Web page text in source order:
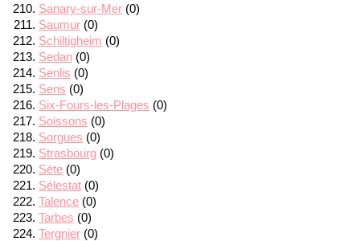
Sanary-sur-Mer (0)
Saumur (0)
Schiltigheim (0)
Sedan (0)
Senlis (0)
Sens (0)
Six-Fours-les-Plages (0)
Soissons (0)
Sorgues (0)
Strasbourg (0)
Sète (0)
Sélestat (0)
Talence (0)
Tarbes (0)
Tergnier (0)